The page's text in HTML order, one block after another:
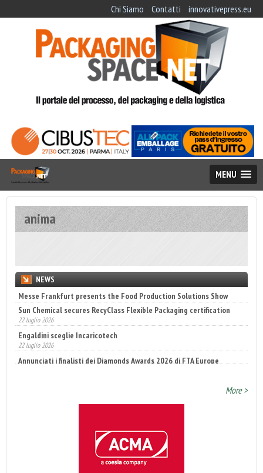
Chi Siamo Contatti innovativepress.eu
MENU
anima
NEWS
Sun Chemical secures RecyClass Flexible Packaging certification
22 luglio 2026
Engaldini sceglie Incaricotech
22 luglio 2026
Annunciati i finalisti dei Diamonds Awards 2026 di FTA Europe
14 luglio 2026
More >